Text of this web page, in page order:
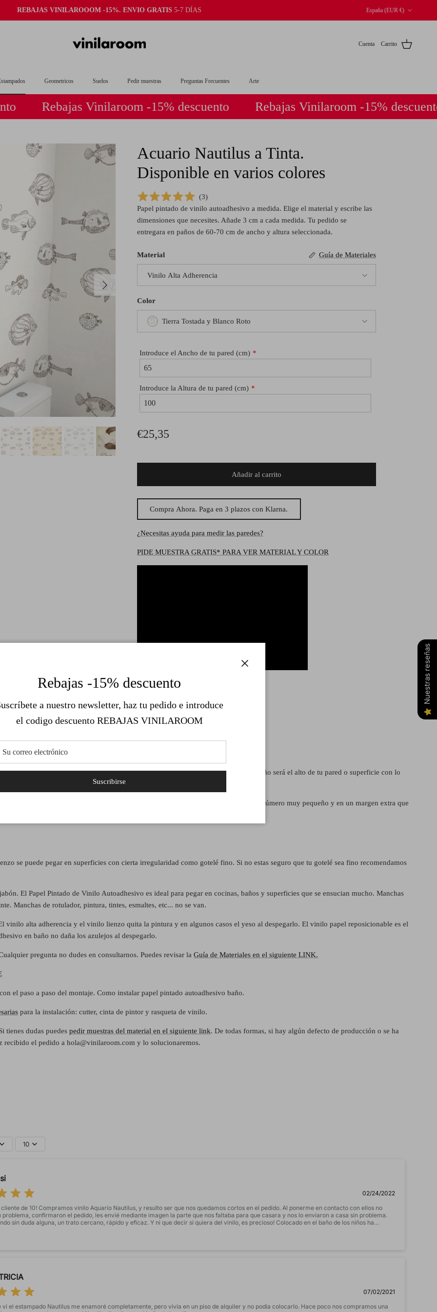
REBAJAS VINILAROOOM -15%. ENVIO GRATIS 5-7 DÍAS España (EUR €)
Cuenta Carrito
Geometricos Suelos Pedir muestras Preguntas Frecuentes Arte
Rebajas Vinilaroom -15% descuento Rebajas Vinilaroom -15% descuento
Siguiente
Acuario Nautilus a Tinta.
Disponible en varios colores
(3)
Papel pintado de vinilo autoadhesivo a medida. Elige el material y escribe las
dimensiones que necesites. Añade 3 cm a cada medida. Tu pedido se
entregara en paños de 60-70 cm de ancho y altura seleccionada.
Material Guía de Materiales
Vinilo Alta Adherencia
Color
Tierra Tostada y Blanco Roto
Introduce el Ancho de tu pared (cm)
Introduce la Altura de tu pared (cm)
€25,35
Añadir al carrito
Compra Ahora. Paga en 3 plazos con Klarna.
¿Necesitas ayuda para medir las paredes?
PIDE MUESTRA GRATIS* PARA VER MATERIAL Y COLOR
de Vinilo Autoadhesivo
entre 60-80cm de ancho hasta completar el ancho de tu pared. La altura de cada paño será el alto de tu pared o superficie con lo
Superposición de 1,5 cm entre cada paño.
un único paño. Cada paño de se numeran por delante, abajo a la izquierda con un número muy pequeño y en un margen extra que
se puede pegar en superficies con cierta irregularidad como gotelé fino. Si no estas seguro que tu gotelé sea fino recomendamos
El Papel Pintado de Vinilo Autoadhesivo es ideal para pegar en cocinas, baños y superficies que se ensucian mucho. Manchas
Manchas de rotulador, pintura, tintes, esmaltes, etc... no se van.
vinilo alta adherencia y el vinilo lienzo quita la pintura y en algunos casos el yeso al despegarlo. El vinilo papel reposicionable es el
en baño no daña los azulejos al despegarlo.
pregunta no dudes en consultarnos. Puedes revisar la Guía de Materiales en el siguiente LINK.
con el paso a paso del montaje. Como instalar papel pintado autoadhesivo baño.
para la instalación: cutter, cinta de pintor y rasqueta de vinilo.
tienes dudas puedes pedir muestras del material en el siguiente link. De todas formas, si hay algún defecto de producción o se ha
recibido el pedido a hola@vinilaroom.com y lo solucionaremos.
10
02/24/2022
de 10! Compramos vinilo Aquario Nautilus, y resulto ser que nos quedamos cortos en el pedido. Al ponerme en contacto con ellos no
problema, confirmaron el pedido, les envié mediante imagen la parte que nos faltaba para que casara y nos lo enviaron a casa sin problema.
sin duda alguna, un trato cercano, rápido y eficaz. Y ni que decir si quiera del vinilo, es precioso! Colocado en el baño de los niños ha
07/02/2021
vi el estampado Nautilus me enamoré completamente, pero vivía en un piso de alquiler y no podía colocarlo. Hace poco nos compramos una
Rebajas -15% descuento
a nuestro newsletter, haz tu pedido e introduce
el codigo descuento REBAJAS VINILAROOM
Suscribirse
Nuestras reseñas